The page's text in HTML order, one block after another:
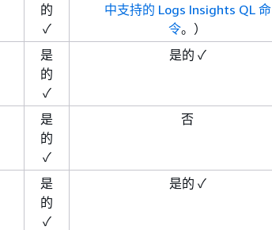
的
✓
中支持的 Logs Insights QL 命
令。）
是
的
✓
是的 ✓
是
的
✓
否
是
的
✓
是的 ✓